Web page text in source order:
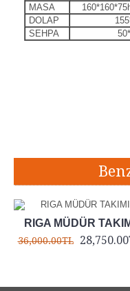
MASA
DOLAP
SEHPA
RIGA MÜDÜR
36,000.00TL